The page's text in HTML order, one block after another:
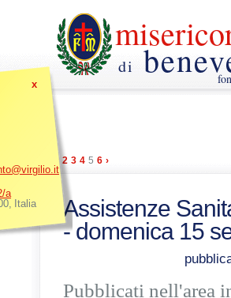
di
x
a
, Italia
‹ 2 3 4 5 6 ›
Assistenze
- domenica 15
Pubblicati nell'area